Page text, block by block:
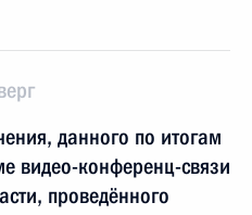
данного по итогам
видео-конференц-связи
проведённого